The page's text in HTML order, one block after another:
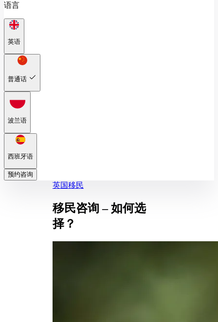
语言
英语
普通话
波兰语
西班牙语
预约咨询
英国移民
移民咨询 – 如何选
择？